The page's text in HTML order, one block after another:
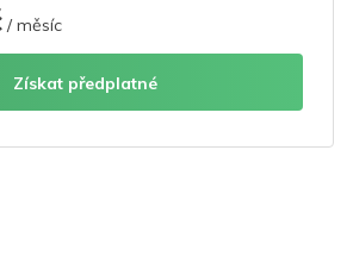
/ měsíc
Získat předplatné